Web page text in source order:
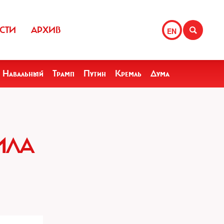
EN
АРХИВ
Навальный Трамп Путин Кремль Дума